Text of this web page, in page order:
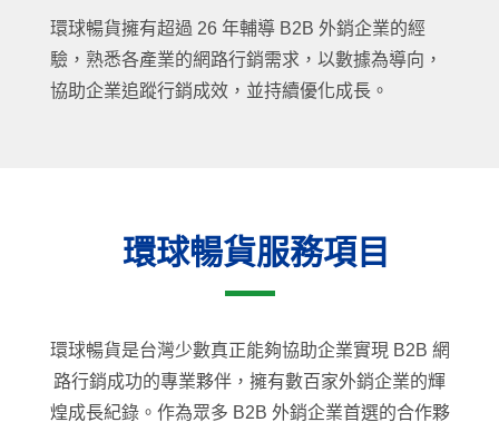
環球暢貨擁有超過 26 年輔導 B2B 外銷企業的經
驗，熟悉各產業的網路行銷需求，以數據為導向，
協助企業追蹤行銷成效，並持續優化成長。
環球暢貨服務項目
環球暢貨是台灣少數真正能夠協助企業實現 B2B 網
路行銷成功的專業夥伴，擁有數百家外銷企業的輝
煌成長紀錄。作為眾多 B2B 外銷企業首選的合作夥